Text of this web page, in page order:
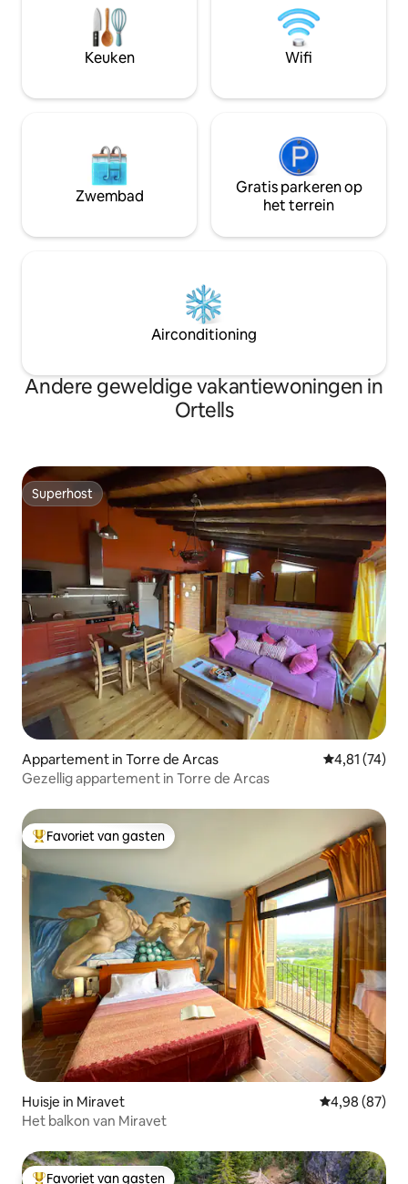
prachtige rustieke inrichting en ruimtes
die zijn ontworpen om je op je gemak te
voelen en te ontspannen van
onvergetelijke dagen. Het heeft een
Niet geschikt
gereduceerde
hond toegestaan
Keuken Wifi
Zwembad
Gratis parkeren op
het terrein
Airconditioning
Andere geweldige vakantiewoningen in
Ortells
Superhost
Superhost
Appartement in Torre de Arcas Gemiddelde
4,81 (74)
Gezellig appartement in Torre de Arcas
Topfavoriet van gasten
Favoriet van gasten
Huisje in Miravet Gemiddelde
4,98 (87)
Het balkon van Miravet
Favoriet van gasten